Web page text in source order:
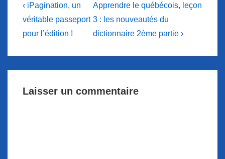
Navigation
de
l’article
Previous
Post
is
‹ iPagination, un
véritable passeport
pour l’édition !
Next
Post
is
Apprendre le québécois, leçon
3 : les nouveautés du
dictionnaire 2ème partie ›
Laisser un commentaire